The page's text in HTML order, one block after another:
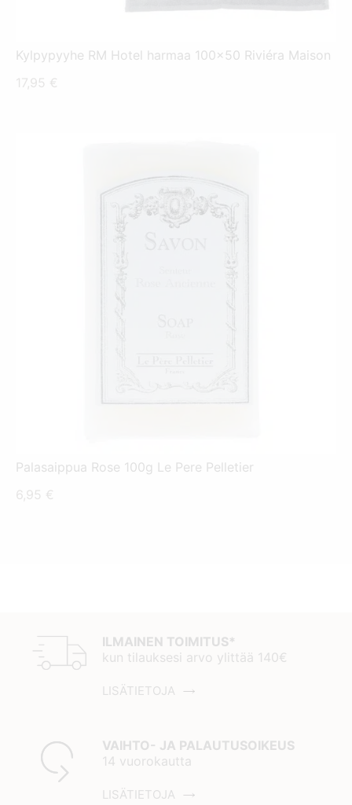
Kylpypyyhe RM Hotel harmaa 100x50 Riviéra Maison
17,95 €
Palasaippua Rose 100g Le Pere Pelletier
6,95 €
ILMAINEN TOIMITUS*
kun tilauksesi arvo ylittää 140€
LISÄTIETOJA
VAIHTO- JA PALAUTUSOIKEUS
14 vuorokautta
LISÄTIETOJA